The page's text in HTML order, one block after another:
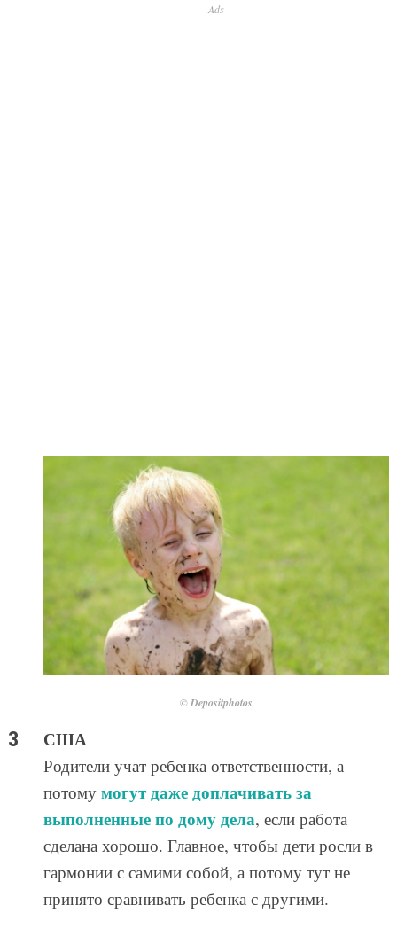
Ads
© Depositphotos
США
Родители учат ребенка ответственности, а
потому могут даже доплачивать за
выполненные по дому дела, если работа
сделана хорошо. Главное, чтобы дети росли в
гармонии с самими собой, а потому тут не
принято сравнивать ребенка с другими.